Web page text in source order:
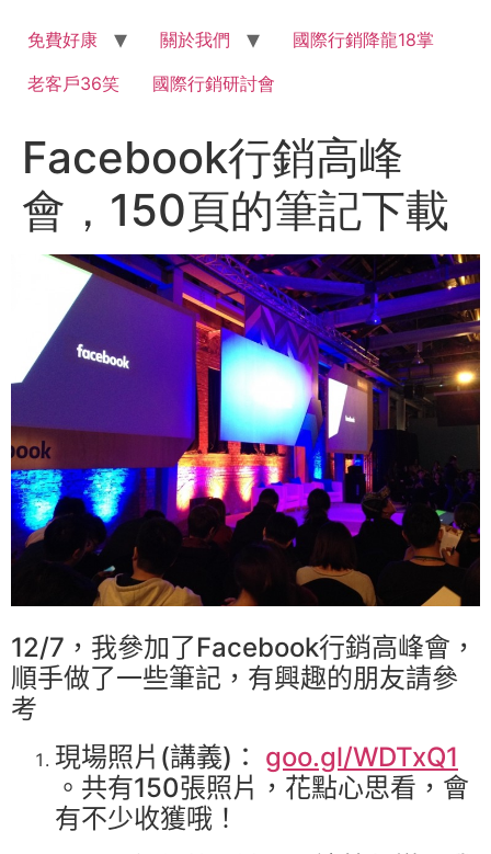
免費好康 關於我們
國際行銷降龍18掌
老客戶36笑
國際行銷研討會
Facebook行銷高峰
會，150頁的筆記下載
12/7，我參加了Facebook行銷高峰會，
順手做了一些筆記，有興趣的朋友請參
考
現場照片(講義)： goo.gl/WDTxQ1
。共有150張照片，花點心思看，會
有不少收獲哦！